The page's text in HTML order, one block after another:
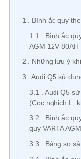
1
Bình ắc quy
1.1
Bình ắc
AGM 12V 80AH
2
Những lưu ý
3
Audi Q5 sử
3.1
Audi Q5
(Cọc nghịch L,
3.2
Bình ắc
quy VARTA
3.3
Bảng so